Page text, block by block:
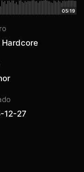
05:19
Hardcore
12-27